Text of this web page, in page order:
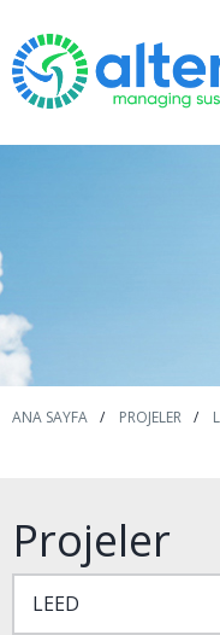
ANA SAYFA PROJELER
Projeler